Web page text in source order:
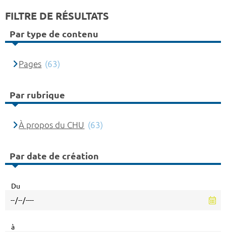
FILTRE DE RÉSULTATS
Par type de contenu
Pages (63)
Par rubrique
À propos du CHU (63)
Par date de création
Du
à